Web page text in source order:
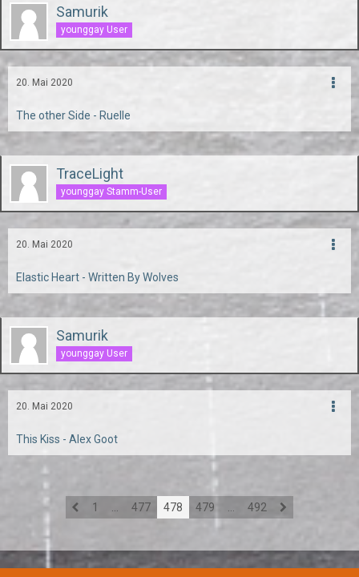
Samurik
younggay User
20. Mai 2020
The other Side - Ruelle
TraceLight
younggay Stamm-User
20. Mai 2020
Elastic Heart - Written By Wolves
Samurik
younggay User
20. Mai 2020
This Kiss - Alex Goot
1 477 478 479 492